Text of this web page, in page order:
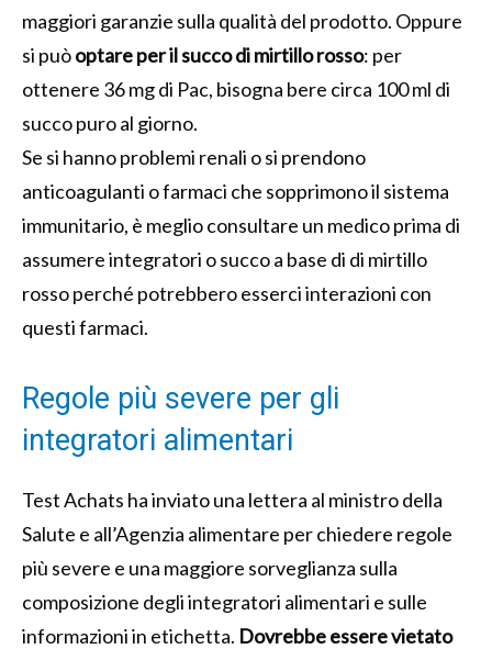
maggiori garanzie sulla qualità del prodotto. Oppure
si puòoptare per il succo di mirtillo rosso: per
ottenere 36 mg di Pac, bisogna bere circa 100 ml di
succo puro al giorno.
Se si hanno problemi renali o si prendono
anticoagulanti o farmaci che sopprimono il sistema
immunitario, è meglio consultare un medico prima di
assumere integratori o succo a base di di mirtillo
rosso perché potrebbero esserci interazioni con
questi farmaci.
Regole più severe per gli
integratori alimentari
Test Achats ha inviato una lettera al ministro della
Salute e all’Agenzia alimentare per chiedere regole
più severe e una maggiore sorveglianza sulla
composizione degli integratori alimentari e sulle
informazioni in etichetta. Dovrebbe essere vietato